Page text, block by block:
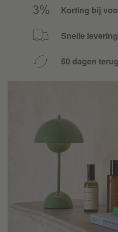
Korting bij
Snelle
60 dagen